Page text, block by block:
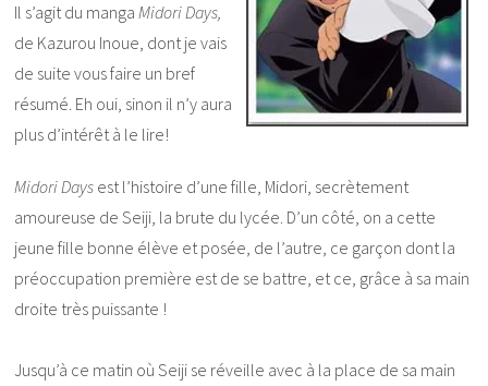
Il s’agit du mangaMidori Days,
de Kazurou Inoue, dont je vais
de suite vous faire un bref
résumé. Eh oui, sinon il n’y aura
plus d’intérêt à le lire!
Midori Days est l’histoire d’une fille, Midori, secrètement
amoureuse de Seiji, la brute du lycée. D’un côté, on a cette
jeune fille bonne élève et posée, de l’autre, ce garçon dont la
préoccupation première est de se battre, et ce, grâce à sa main
droite très puissante !
Jusqu’à ce matin où Seiji se réveille avec à la place de sa main